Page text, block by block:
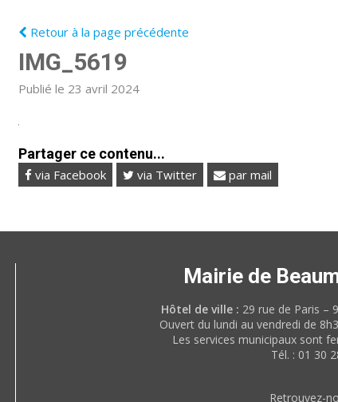
Retour à la page précédente
IMG_5619
Publié le 23 avril 2024
Partager ce contenu...
via Facebook via Twitter par mail
Mairie de
Hôtel de ville : 29 rue de Paris –
Ouvert du lundi au vendredi de
Les services municipaux sont
Tél. : 01 30
Retrouvez-